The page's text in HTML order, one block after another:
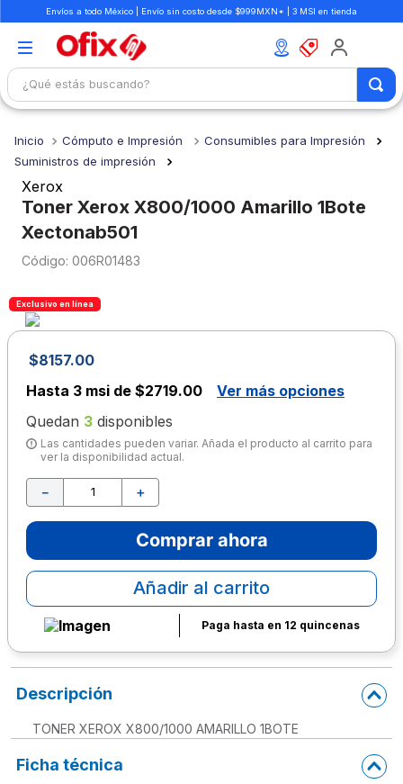
Envíos a todo México | Envío sin costo desde $999MXN* | 3 MSI en tienda
¿Qué estás buscando?
Cómputo e Impresión
Consumibles para Impresión
Suministros de impresión
Xerox
Toner Xerox X800/1000 Amarillo 1Bote
Xectonab501
: 006R01483
Exclusivo en línea
$8157.00
Hasta 3 msi de $2719.00
Ver más opciones
Quedan 3 disponibles
Las cantidades pueden variar. Añada el producto al carrito para
ver la disponibilidad actual.
＋
－
Comprar ahora
Añadir al carrito
Paga hasta en 12 quincenas
Descripción
TONER XEROX X800/1000 AMARILLO 1BOTE
Ficha técnica
1.
mochilas
2
3 .
cuaderno
4.
cuadernos
colores
6.
boligrafo
7.
sacapuntas
8.
escolar
9 .
escritorio
10. lapiz